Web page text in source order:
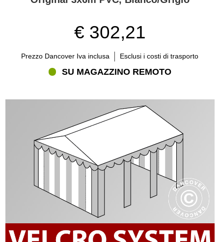
dalla tipologia di parte di ricambio di cui hai bisogno, non possiamo
€ 302,21
Prezzo Dancover Iva inclusa Esclusi i costi di trasporto
SU MAGAZZINO REMOTO